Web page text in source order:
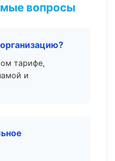
вопросы
тарифе,
и